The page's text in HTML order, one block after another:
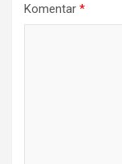
Komentar *